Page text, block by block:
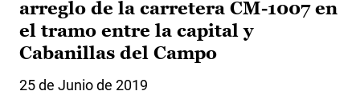
arreglo de la carretera CM-1007 en
el tramo entre la capital y
Cabanillas del Campo
25 de Junio de 2019